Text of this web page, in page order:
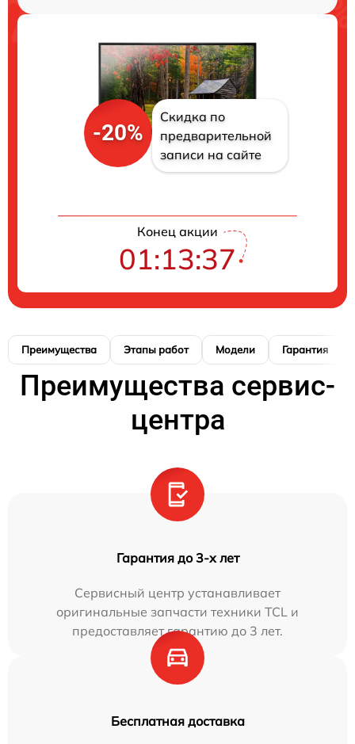
-20%
Скидка по
предварительной
записи на сайте
Конец акции
01:13:36
Преимущества Этапы работ Модели Гарантия
Преимущества сервис-
центра
Гарантия до 3-х лет
Сервисный центр устанавливает
оригинальные запчасти техники TCL и
предоставляет гарантию до 3 лет.
Бесплатная доставка